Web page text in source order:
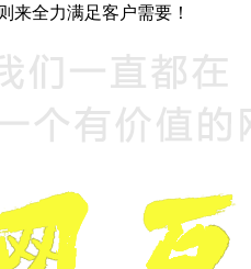
来全力满足客户需要！